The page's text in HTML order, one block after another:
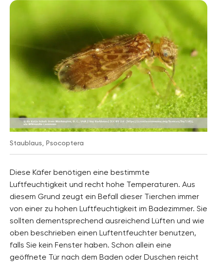
Staublaus, Psocoptera
Diese Käfer benötigen eine bestimmte
Luftfeuchtigkeit und recht hohe Temperaturen. Aus
diesem Grund zeugt ein Befall dieser Tierchen immer
von einer zu hohen Luftfeuchtigkeit im Badezimmer. Sie
sollten dementsprechend ausreichend Lüften und wie
oben beschrieben einen Luftentfeuchter benutzen,
falls Sie kein Fenster haben. Schon allein eine
geöffnete Tür nach dem Baden oder Duschen reicht